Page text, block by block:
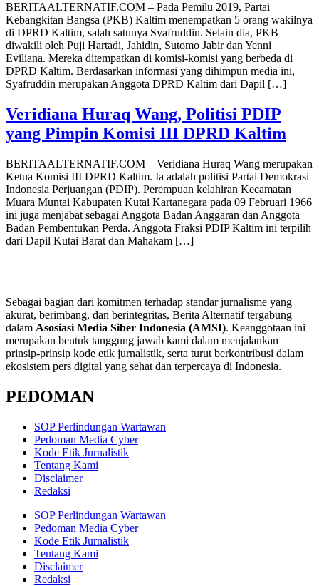
BERITAALTERNATIF.COM – Pada Pemilu 2019, Partai
Kebangkitan Bangsa (PKB) Kaltim menempatkan 5 orang wakilnya
di DPRD Kaltim, salah satunya Syafruddin. Selain dia, PKB
diwakili oleh Puji Hartadi, Jahidin, Sutomo Jabir dan Yenni
Eviliana. Mereka ditempatkan di komisi-komisi yang berbeda di
DPRD Kaltim. Berdasarkan informasi yang dihimpun media ini,
Syafruddin merupakan Anggota DPRD Kaltim dari Dapil […]
Veridiana Huraq Wang, Politisi PDIP
yang Pimpin Komisi III DPRD Kaltim
BERITAALTERNATIF.COM – Veridiana Huraq Wang merupakan
Ketua Komisi III DPRD Kaltim. Ia adalah politisi Partai Demokrasi
Indonesia Perjuangan (PDIP). Perempuan kelahiran Kecamatan
Muara Muntai Kabupaten Kutai Kartanegara pada 09 Februari 1966
ini juga menjabat sebagai Anggota Badan Anggaran dan Anggota
Badan Pembentukan Perda. Anggota Fraksi PDIP Kaltim ini terpilih
dari Dapil Kutai Barat dan Mahakam […]
Sebagai bagian dari komitmen terhadap standar jurnalisme yang
akurat, berimbang, dan berintegritas, Berita Alternatif tergabung
dalam Asosiasi Media Siber Indonesia (AMSI). Keanggotaan ini
merupakan bentuk tanggung jawab kami dalam menjalankan
prinsip-prinsip kode etik jurnalistik, serta turut berkontribusi dalam
ekosistem pers digital yang sehat dan terpercaya di Indonesia.
PEDOMAN
SOP Perlindungan Wartawan
Pedoman Media Cyber
Kode Etik Jurnalistik
Tentang Kami
Disclaimer
Redaksi
SOP Perlindungan Wartawan
Pedoman Media Cyber
Kode Etik Jurnalistik
Tentang Kami
Disclaimer
Redaksi